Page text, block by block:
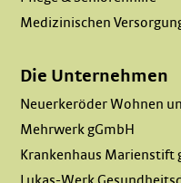
Medizinischen
Die Unternehmen
Neuerkeröder Wohnen
Mehrwerk gGmbH
Krankenhaus Marienstift